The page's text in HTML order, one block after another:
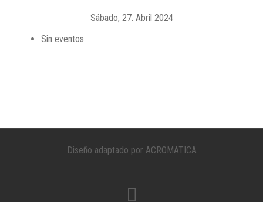
Sábado, 27. Abril 2024
Sin eventos
Diseño adaptado por ACROMATICA